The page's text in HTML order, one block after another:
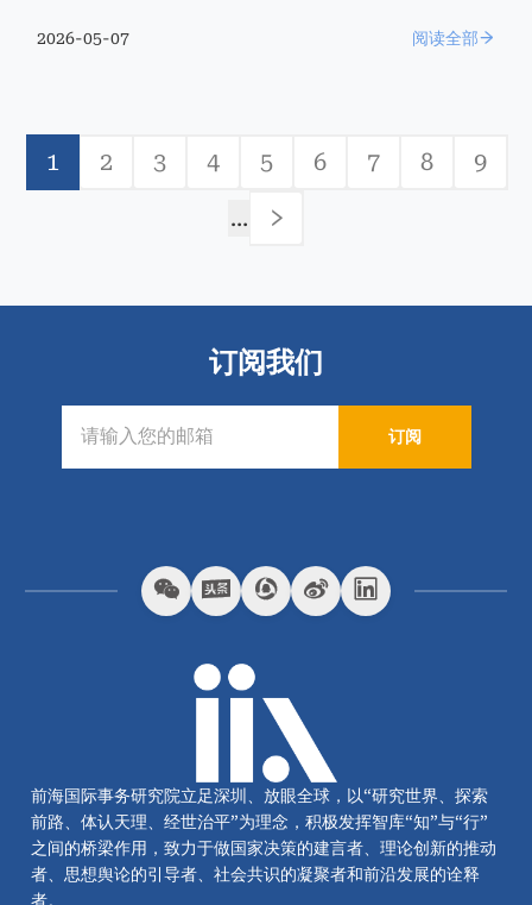
2026-05-07 阅读全部
分
页当
前
1 Page
2 Page
3 Page
4 Page
5 Page
6 Page
7 Page
8 9
…
下
订阅我们
订阅
前海国际事务研究院立足深圳、放眼全球，以“研究世界、探索
前路、体认天理、经世治平”为理念，积极发挥智库“知”与“行”
之间的桥梁作用，致力于做国家决策的建言者、理论创新的推动
者、思想舆论的引导者、社会共识的凝聚者和前沿发展的诠释
者。